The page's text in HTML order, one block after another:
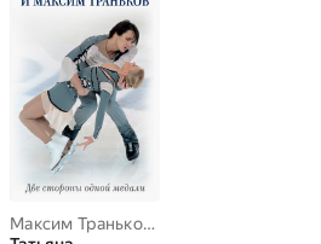
Максим Траньков,